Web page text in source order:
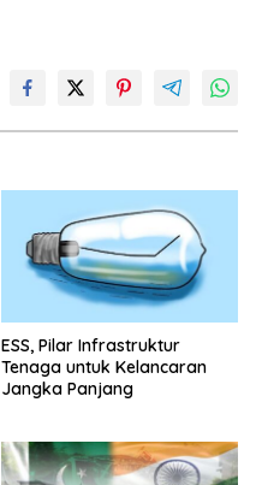
ESS, Pilar Infrastruktur
Tenaga untuk Kelancaran
Jangka Panjang